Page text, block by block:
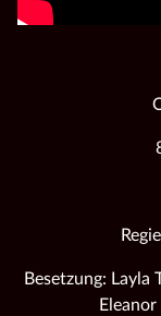
Besetzung: Layla